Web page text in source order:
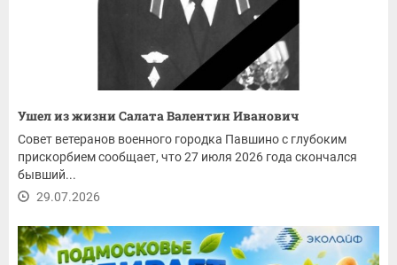
Ушел из жизни Салата Валентин Иванович
Совет ветеранов военного городка Павшино с глубоким
прискорбием сообщает, что 27 июля 2026 года скончался
бывший...
29.07.2026